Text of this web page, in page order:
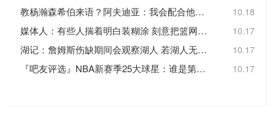
教杨瀚森希伯来语？阿夫迪亚：我会配合他的情况 先帮他学好英语 10.18
媒体人：有些人揣着明白装糊涂 刻意把篮网主教练形容成一个恶人 10.17
湖记：詹姆斯伤缺期间会观察湖人 若湖人无法赢球他可能会离开 10.17
『吧友评选』NBA新赛季25大球星：谁是第四小前锋？ 10.17